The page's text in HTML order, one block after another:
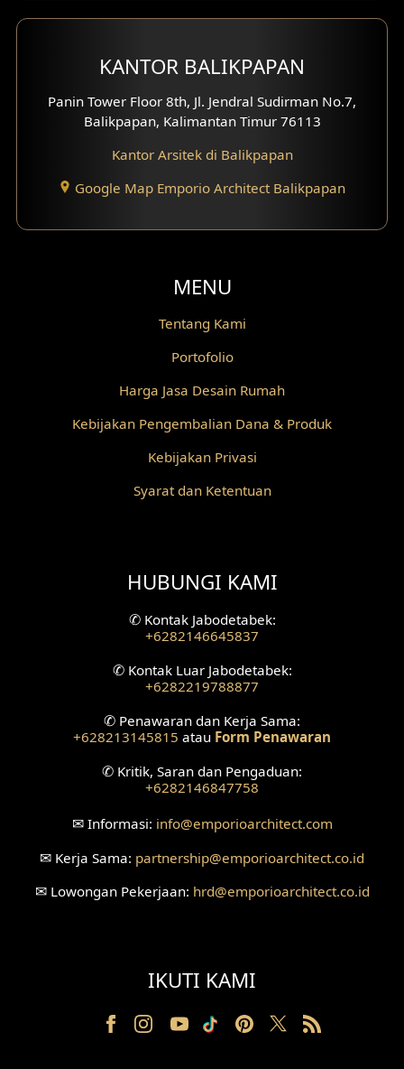
Desain Wallpanel
Desain Partisi
Desain Fasad Depan
Desain Fasad Belakang
Desain Ruang Studio Musik
Fasad Rumah American Style
Desain Interior Villa
Desain Ruang Perawatan
Desain Ruang Konsultasi
Desain Ruang Receptionist
Desain Eksterior Klinik
Desain Mushola
Desain Taman
Desain Area Santai
KANTOR BALIKPAPAN
Panin Tower Floor 8th, Jl. Jendral Sudirman No.7,
Balikpapan, Kalimantan Timur 76113
Kantor Arsitek di Balikpapan
Google Map Emporio Architect Balikpapan
MENU
Tentang Kami
Portofolio
Harga Jasa Desain Rumah
Kebijakan Pengembalian Dana & Produk
Kebijakan Privasi
Syarat dan Ketentuan
HUBUNGI KAMI
✆Kontak Jabodetabek:
+6282146645837
✆Kontak Luar Jabodetabek:
+6282219788877
✆ Penawaran dan Kerja Sama:
+628213145815 atau Form Penawaran
✆ Kritik, Saran dan Pengaduan:
+6282146847758
✉Informasi: info@emporioarchitect.com
✉ Kerja Sama: partnership@emporioarchitect.co.id
✉Lowongan Pekerjaan: hrd@emporioarchitect.co.id
IKUTI KAMI